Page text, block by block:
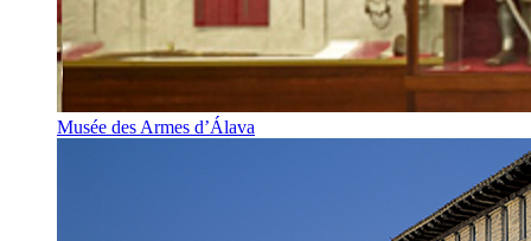
Musée des Armes d’Álava